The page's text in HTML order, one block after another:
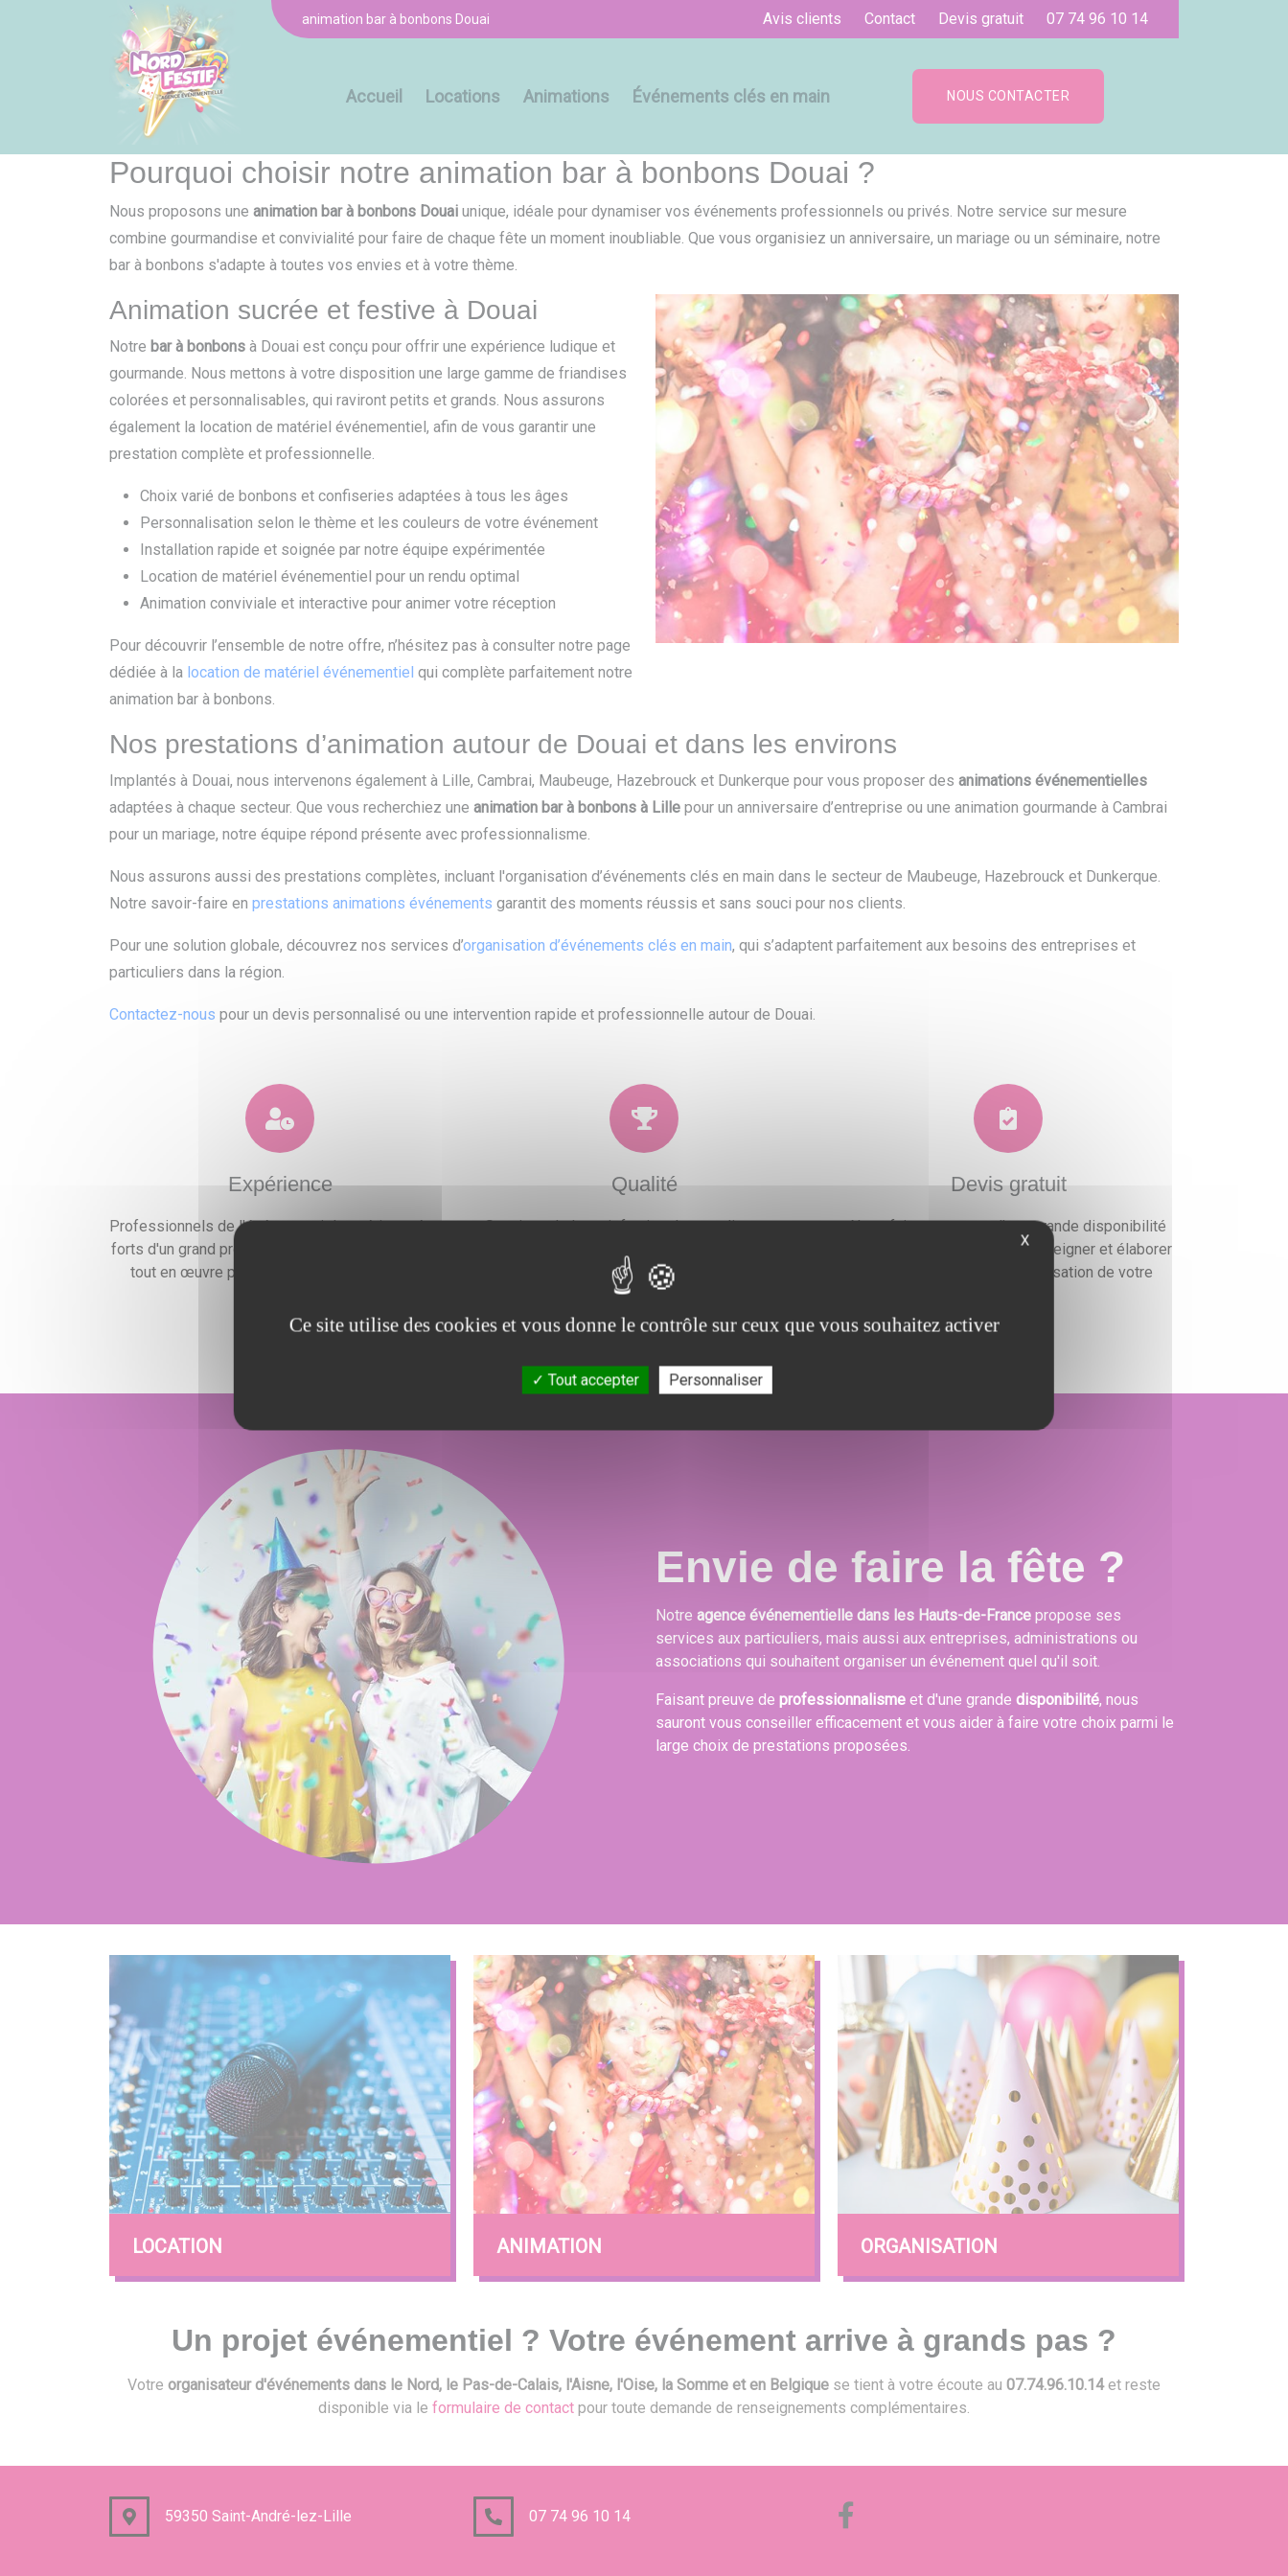
animation bar à bonbons Douai Avis clients Contact Devis gratuit 07 74 96 10 14
Accueil Locations Animations Événements clés en main NOUS CONTACTER
Pourquoi choisir notre animation bar à bonbons Douai ?
Nous proposons une animation bar à bonbons Douai unique, idéale pour dynamiser vos événements professionnels ou privés. Notre service sur mesure
combine gourmandise et convivialité pour faire de chaque fête un moment inoubliable. Que vous organisiez un anniversaire, un mariage ou un séminaire, notre
bar à bonbons s'adapte à toutes vos envies et à votre thème.
Animation sucrée et festive à Douai
Notre bar à bonbons à Douai est conçu pour offrir une expérience ludique et
gourmande. Nous mettons à votre disposition une large gamme de friandises
colorées et personnalisables, qui raviront petits et grands. Nous assurons
également la location de matériel événementiel, afin de vous garantir une
prestation complète et professionnelle.
Choix varié de bonbons et confiseries adaptées à tous les âges
Personnalisation selon le thème et les couleurs de votre événement
Installation rapide et soignée par notre équipe expérimentée
Location de matériel événementiel pour un rendu optimal
Animation conviviale et interactive pour animer votre réception
Pour découvrir l’ensemble de notre offre, n’hésitez pas à consulter notre page
dédiée à la location de matériel événementiel qui complète parfaitement notre
animation bar à bonbons.
Nos prestations d’animation autour de Douai et dans les environs
Implantés à Douai, nous intervenons également à Lille, Cambrai, Maubeuge, Hazebrouck et Dunkerque pour vous proposer des animations événementielles
adaptées à chaque secteur. Que vous recherchiez une animation bar à bonbons à Lille pour un anniversaire d’entreprise ou une animation gourmande à Cambrai
pour un mariage, notre équipe répond présente avec professionnalisme.
Nous assurons aussi des prestations complètes, incluant l'organisation d’événements clés en main dans le secteur de Maubeuge, Hazebrouck et Dunkerque.
Notre savoir-faire en prestations animations événements garantit des moments réussis et sans souci pour nos clients.
Pour une solution globale, découvrez nos services d’organisation d’événements clés en main, qui s’adaptent parfaitement aux besoins des entreprises et
particuliers dans la région.
Contactez-nous pour un devis personnalisé ou une intervention rapide et professionnelle autour de Douai.
Expérience
Professionnels de l'événementiel expérimentés et
forts d'un grand professionnalisme, nous mettrons
tout en œuvre pour satisfaire vos exigences.
Qualité
Soucieux de la satisfaction de nos clients, nous
combleront toutes vos attentes, besoins et envies
festives.
Devis gratuit
Nous faisons preuve d'une grande disponibilité
pour vous conseiller, vous renseigner et élaborer
un devis gratuit pour l'organisation de votre
Envie de faire la fête ?
Notre agence événementielle dans les Hauts-de-France propose ses
services aux particuliers, mais aussi aux entreprises, administrations ou
associations qui souhaitent organiser un événement quel qu'il soit.
Faisant preuve de professionnalisme et d'une grande disponibilité, nous
sauront vous conseiller efficacement et vous aider à faire votre choix parmi le
large choix de prestations proposées.
LOCATION ANIMATION ORGANISATION
Un projet événementiel ? Votre événement arrive à grands pas ?
Votre organisateur d'événements dans le Nord, le Pas-de-Calais, l'Aisne, l'Oise, la Somme et en Belgique se tient à votre écoute au 07.74.96.10.14et reste
disponible via le formulaire de contact pour toute demande de renseignements complémentaires.
59350 Saint-André-lez-Lille 07 74 96 10 14
Panneau de gestion des cookies
X
Ce site utilise des cookies et vous donne le contrôle sur ceux que vous souhaitez activer
Tout accepter Personnaliser